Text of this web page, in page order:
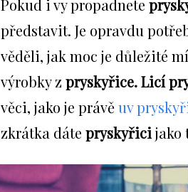
Pokud i vy propadnete
představit. Je opravdu
věděli, jak moc je důležité
výrobky z pryskyřice. Licí
věci, jako je právěuv
zkrátka dáte pryskyřicijako